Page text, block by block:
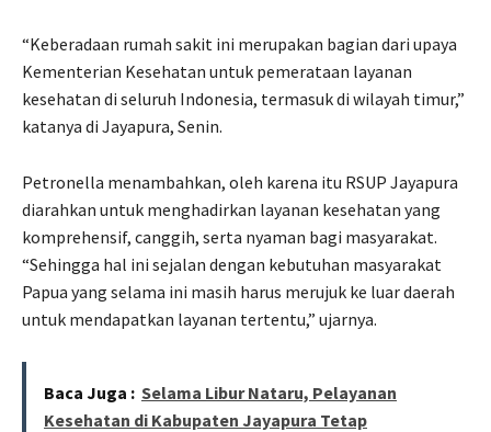
“Keberadaan rumah sakit ini merupakan bagian dari upaya
Kementerian Kesehatan untuk pemerataan layanan
kesehatan di seluruh Indonesia, termasuk di wilayah timur,”
katanya di Jayapura, Senin.
Petronella menambahkan, oleh karena itu RSUP Jayapura
diarahkan untuk menghadirkan layanan kesehatan yang
komprehensif, canggih, serta nyaman bagi masyarakat.
“Sehingga hal ini sejalan dengan kebutuhan masyarakat
Papua yang selama ini masih harus merujuk ke luar daerah
untuk mendapatkan layanan tertentu,” ujarnya.
Baca Juga : Selama Libur Nataru, Pelayanan
Kesehatan di Kabupaten Jayapura Tetap